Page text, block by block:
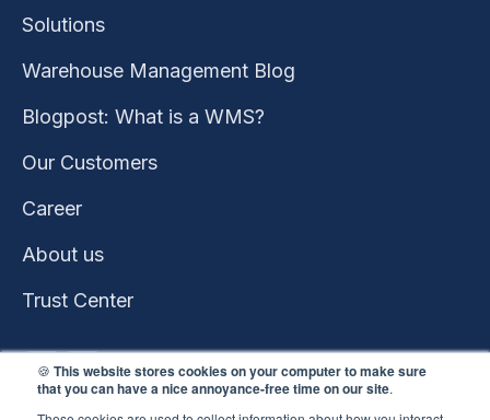
🍪 This website stores cookies on your computer to make sure
that you can have a nice annoyance-free time on our site.
Solutions
Warehouse Management Blog
Blogpost: What is a WMS?
Our Customers
Career
About us
Trust Center